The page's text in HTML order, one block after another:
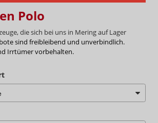
Polo
die sich bei uns in Mering auf Lager
sind freibleibend und unverbindlich.
Irrtümer vorbehalten.